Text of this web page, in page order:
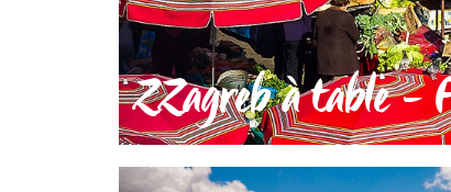
ZZagreb à table -